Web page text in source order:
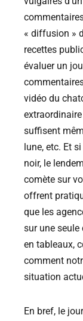
« diffusion »
recettes
évaluer un
vidéo du
suffisent
lune, etc. Et
noir, le
comète sur
offrent
que les
sur une
en tableaux,
comment
situation
En bref, le